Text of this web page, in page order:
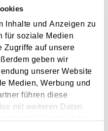
Inhalte und Anzeigen zu
für soziale Medien
Zugriffe auf unsere
geben wir
unserer Website
Medien, Werbung und
führen diese
mit weiteren Daten
hatte im
BMF eine Verordnung zur
II